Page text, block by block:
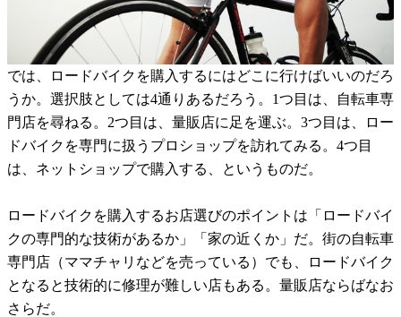
では、ロードバイクを購入するにはどこに行けばいいのだろ
うか。選択肢としては4通りあるだろう。1つ目は、自転車専
門店を尋ねる。2つ目は、量販店に足を運ぶ。3つ目は、ロー
ドバイクを専門に扱うプロショップを訪れてみる。4つ目
は、ネットショップで購入する、というものだ。
ロードバイクを購入するお店選びのポイントは「ロードバイ
クの専門的な技術があるか」「家の近くか」だ。街の自転車
専門店（ママチャリなどを売っている）でも、ロードバイク
となると技術的に修理が難しい店もある。量販店ならばなお
さらだ。